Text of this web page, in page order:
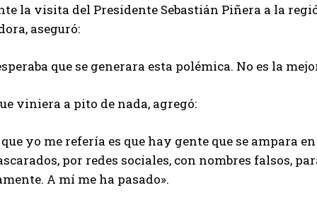
la visita del Presidente Sebastián Piñera a la
aseguró:
que se generara esta polémica. No es la
viniera a pito de nada, agregó:
yo me refería es que hay gente que se ampara
por redes sociales, con nombres falsos,
A mí me ha pasado».